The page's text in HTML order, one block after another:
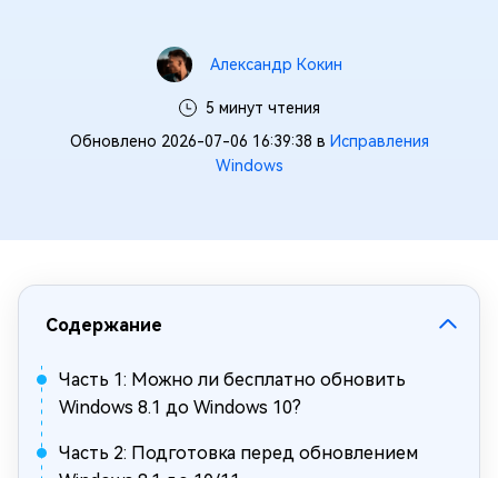
Александр Кокин
5 минут чтения
Обновлено 2026-07-06 16:39:38 в Исправления
Windows
Содержание
Часть 1: Можно ли бесплатно обновить
Windows 8.1 до Windows 10?
Часть 2: Подготовка перед обновлением